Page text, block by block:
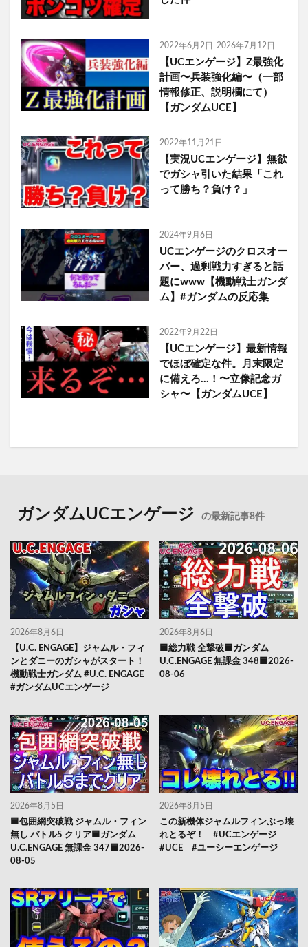
2022年6月2日 2026年7月12日
【UCエンゲージ】Z最強化
計画〜兵装強化編〜（一部
情報修正、説明欄にて）
【ガンダムUCE】
2022年11月21日
【実況UCエンゲージ】無欲
でガシャ引いた結果「これ
って勝ち？負け？」
2024年9月6日
UCエンゲージのクロスオー
バー、過剰戦力すぎると話
題にwww【機動戦士ガンダ
ム】#ガンダムの反応集
2022年9月22日
【UCエンゲージ】最新情報
でほぼ確定な件。月末限定
に備えろ…！〜立像記念ガ
シャ〜【ガンダムUCE】
ガンダムUCエンゲージ の最新記事8件
2026年8月6日
【U.C. ENGAGE】ジャムル・フィ
ンとダニーのガシャがスタート！
機動戦士ガンダム #U.C. ENGAGE
#ガンダムUCエンゲージ
2026年8月6日
🟦総力戦 全撃破🟦ガンダム
U.C.ENGAGE 無課金 348🟦2026-
08-06
2026年8月5日
🟦包囲網突破戦 ジャムル・フィン
無し バトル5 クリア🟦ガンダム
U.C.ENGAGE 無課金 347🟦2026-
08-05
2026年8月5日
この新機体ジャムルフィンぶっ壊
れとるぞ！ #UCエンゲージ
#UCE #ユーシーエンゲージ